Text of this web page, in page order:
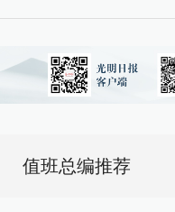
值班总编推荐